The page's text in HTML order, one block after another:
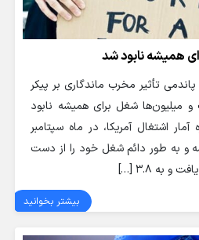
تأثیر مخرب ماندگاری بر پیکر
و میلیون‌ها شغل برای همیشه نابود
اشتغال آمریکا، در ماه سپتامبر
و به طور دائم شغل خود را از دست
بیشتر بخوانید